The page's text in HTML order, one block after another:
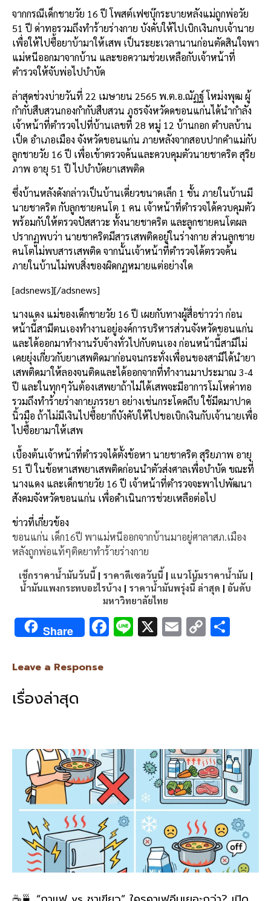
o
o
k
n
k
จากกรณีเด็กชายวัย 16 ปี โพสต์เฟซบุ๊กระบายหลังแม่ถูกพ่อวัย
51 ปี ด่าทอรวมถึงทำร้ายร่างกาย บังคับให้ไปเบิกเงินกบเจ้านาย
เพื่อให้ไปซื้อยาบ้ามาให้เสพ เป็นระยะเวลานานก่อนตัดสินใจพา
แม่หนีออกมาจากบ้าน และขอความช่วยเหลือกับเจ้าหน้าที่
ตำรวจให้จับพ่อไปบำบัด
ล่าสุดช่วงบ่ายวันที่ 22 เมษายน 2565 พ.ต.อ.ณัฏฐ์ โหม่งพุฒ ผู้
กำกับสืบสวนกองกำกับสืบสวน ภูธรจังหวัดดขอนแก่นได้นำกำลัง
เจ้าหน้าที่ตำรวจไปที่บ้านเลขที่ 28 หมู่ 12 บ้านกอก ตำบลบ้าน
เป็ด อำเภอเมือง จังหวัดขอนแก่น ภายหลังจากสอบปากคำแม่กับ
ลูกชายวัย 16 ปี เพื่อเข้าตรวจค้นและควบคุมตัวนายชาคริต สุริย
ภาพ อายุ 51 ปี ไปบำบัดยาเสพติด
ซึ่งบ้านหลังดังกล่าวเป็นบ้านเดี่ยวขนาดเล็ก 1 ชั้น ภายในบ้านมี
นายชาคริต กับลูกชายคนโต 1 คน เจ้าหน้าที่ตำรวจได้ควบคุมตัว
พร้อมกับให้ตรวจปัสสาวะ ทั้งนายชาคริต และลูกชายคนโตผล
ปรากฏพบว่า นายชาคริตมีสารเสพติดอยู่ในร่างกาย ส่วนลูกชาย
คนโตไม่พบสารเสพติด จากนั้นเจ้าหน้าที่ตำรวจได้ตรวจค้น
ภายในบ้านไม่พบสิ่งของผิดกฏหมายแต่อย่างใด
[adsnews][/adsnews]
นางแดง แม่ของเด็กชายวัย 16 ปี เผยกับทางผู้สื่อข่าวว่า ก่อน
หน้านี้สามีตนเองทำงานอยู่องค์การบริหารส่วนจังหวัดขอนแก่น
และได้ออกมาทำงานรับจ้างทั่วไปกับตนเอง ก่อนหน้านี้สามีไม่
เคยยุ่งเกี่ยวกับยาเสพติดมาก่อนจนกระทั่งเพื่อนของสามีได้นำยา
เสพติดมาให้ลองจนติดและได้ออกจากที่ทำงานมาประมาณ 3-4
ปี และในทุกๆวันต้องเสพยาถ้าไม่ได้เสพจะมีอาการโมโหด่าทอ
รวมถึงทำร้ายร่างกายภรรยา อย่างเช่นกระโดดถีบ ใช้มีดมาปาด
นิ้วมือ ถ้าไม่มีเงินไปซื้อยาก็บังคับให้ไปขอเบิกเงินกับเจ้านายเพื่อ
ไปซื้อยามาให้เสพ
เบื้องต้นเจ้าหน้าที่ตำรวจได้ตั้งข้อหา นายชาคริต สุริยภาพ อายุ
51 ปี ในข้อหาเสพยาเสพติดก่อนนำตัวส่งศาลเพื่อบำบัด ขณะที่
นางแดง และเด็กชายวัย 16 ปี เจ้าหน้าที่ตำรวจจะพาไปพัฒนา
สังคมจังหวัดขอนแก่น เพื่อดำเนินการช่วยเหลือต่อไป
ข่าวที่เกี่ยวข้อง
ขอนแก่น เด็ก16ปี พาแม่หนีออกจากบ้านมาอยู่ศาลาสภ.เมือง
หลังถูกพ่อแท้ๆติดยาทำร้ายร่างกาย
เช็กราคาน้ำมันวันนี้ | ราคาดีเซลวันนี้ | แนวโน้มราคาน้ำมัน |
น้ำมันแพงกระทบอะไรบ้าง | ราคาน้ำมันพรุ่งนี้ ล่าสุด | อันดับ
มหาวิทยาลัยไทย
Share F
k
Li X E C
Leave a Response
เรื่องล่าสุด